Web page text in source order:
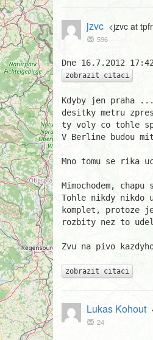
jzvc <jzvc at
596
zobrazit citaci
Kdyby jen praha
desitky metru
ty voly co tohle
V Berline budou
Mno tomu se rika
Mimochodem,
Tohle nikdy nikdo
komplet, protoze
rozbity nez to
Zvu na pivo
zobrazit citaci
Lukas Kohout
24